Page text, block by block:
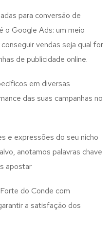
para conversão de
o Google Ads: um meio
vendas seja qual for
de publicidade online.
em diversas
das suas campanhas no
e expressões do seu nicho
anotamos palavras chave
apostar
do Conde com
a satisfação dos